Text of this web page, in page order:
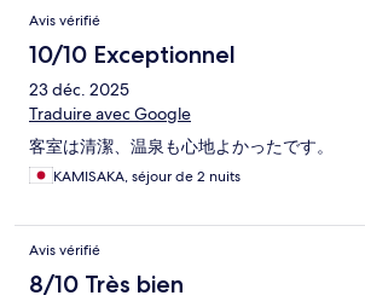
Avis vérifié
10/10 Exceptionnel
23 déc. 2025
Traduire avec Google
客室は清潔、温泉も心地よかったです。
KAMISAKA, séjour de 2 nuits
Avis vérifié
8/10 Très bien